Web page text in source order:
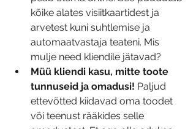
kõike alates visiitkaartidest ja
arvetest kuni suhtlemise ja
automaatvastaja teateni. Mis
mulje need kliendile jätavad?
Müü kliendi kasu, mitte toote
tunnuseid ja omadusi! Paljud
ettevõtted kiidavad oma toodet
või teenust rääkides selle